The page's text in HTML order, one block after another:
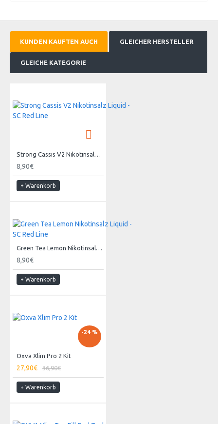
KUNDEN KAUFTEN AUCH GLEICHER HERSTELLER
GLEICHE KATEGORIE
Strong Cassis V2 Nikotinsalz Liquid - SC Red Line
8,90€
+ Warenkorb
Green Tea Lemon Nikotinsalz Liquid - SC Red Line
8,90€
+ Warenkorb
-24 %
Oxva Xlim Pro 2 Kit
27,90€ 36,90€
+ Warenkorb